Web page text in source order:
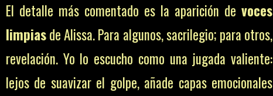
El detalle más comentado es la aparición de voces
limpiasde Alissa. Para algunos, sacrilegio; para otros,
revelación. Yo lo escucho como una jugada valiente:
lejos de suavizar el golpe, añade capas emocionales